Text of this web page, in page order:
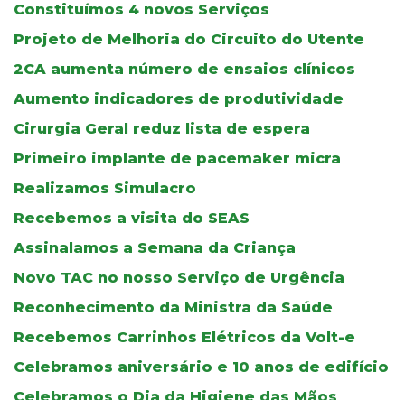
Constituímos 4 novos Serviços
Projeto de Melhoria do Circuito do Utente
2CA aumenta número de ensaios clínicos
Aumento indicadores de produtividade
Cirurgia Geral reduz lista de espera
Primeiro implante de pacemaker micra
Realizamos Simulacro
Recebemos a visita do SEAS
Assinalamos a Semana da Criança
Novo TAC no nosso Serviço de Urgência
Reconhecimento da Ministra da Saúde
Recebemos Carrinhos Elétricos da Volt-e
Celebramos aniversário e 10 anos de edifício